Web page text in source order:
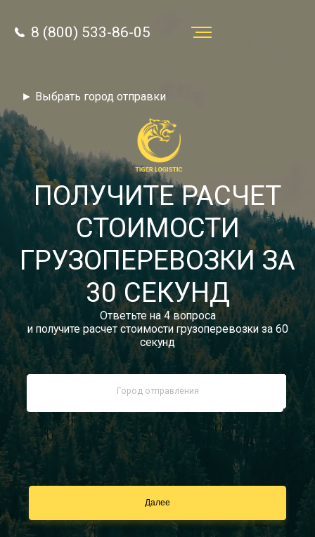
8 (800) 533-86-05
Звонок по России бесплатный
autotransport24@yandex.ru
Заказать звонок
Тарифы
Отзывы
Статьи
Новости
Документы
Контакты
► Выбрать город отправки
8 (800) 533-86-05
ПОЛУЧИТЕ РАСЧЕТ
СТОИМОСТИ
ГРУЗОПЕРЕВОЗКИ ЗА
30 СЕКУНД
Ответьте на 4 вопроса
и получите расчет стоимости грузоперевозки за 60
секунд